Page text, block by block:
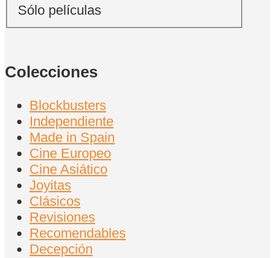
Sólo películas
Colecciones
Blockbusters
Independiente
Made in Spain
Cine Europeo
Cine Asiático
Joyitas
Clásicos
Revisiones
Recomendables
Decepción